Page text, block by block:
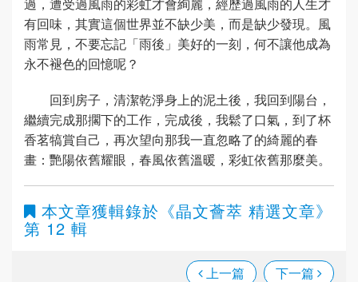
有回味，其實這個世界並不缺少美，而是缺少發現。風
雨常見，不要忘記「雨後」美好的一刻，何不讓他成為
永不褪色的回憶呢？
回到房子，清潔乾淨身上的泥土後，我回到陽台，
繼續完成那擱下的工作，完成後，我鬆了口氣，到了杯
香茗犒賞自己，再次望向那我一直忽略了的綺麗的春
畫：艷陽依舊耀眼，春風依舊溫暖，彩虹依舊那麼美。
本文章獲輯錄於 《晶文薈萃 精選文章》
第 12 輯
上一篇 下一篇